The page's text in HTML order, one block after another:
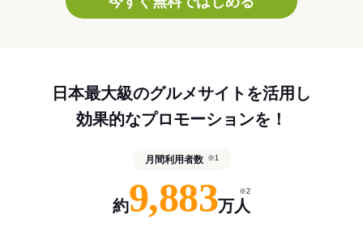
日本最大級のグルメサイトを活用し
効果的なプロモーションを！
月間利用者数 ※1
約9,883万人
※2